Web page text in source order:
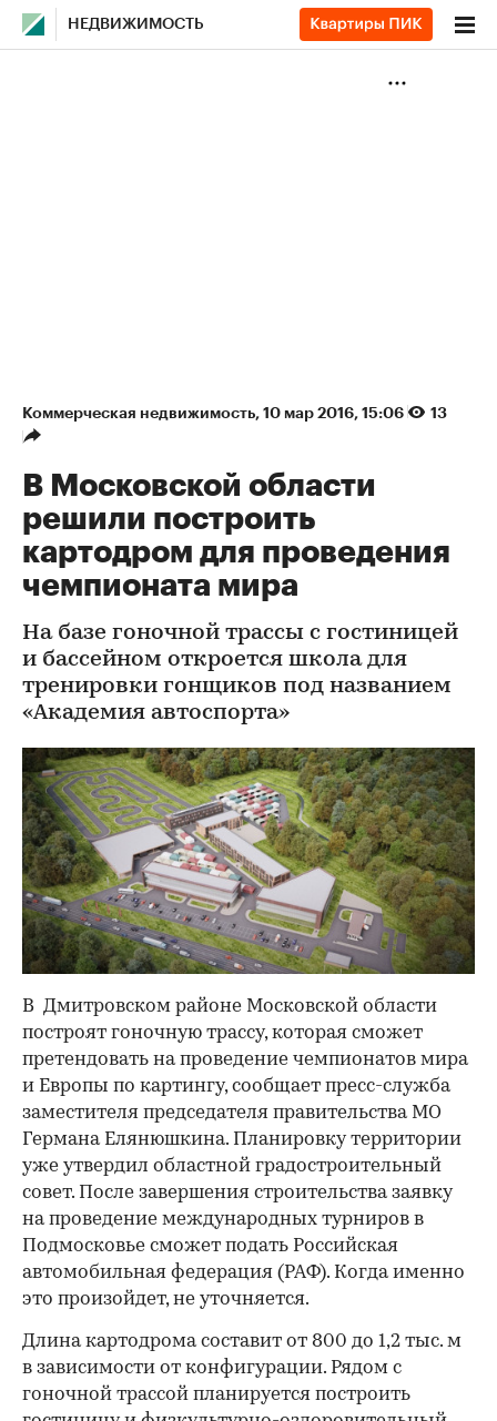
НЕДВИЖИМОСТЬ
Коммерческая недвижимость⁠, 10 мар 2016, 15:06 13
В Московской области
решили построить
картодром для проведения
чемпионата мира
На базе гоночной трассы с гостиницей
и бассейном откроется школа для
тренировки гонщиков под названием
«Академия автоспорта»
В Дмитровском районе Московской области
построят гоночную трассу, которая сможет
претендовать на проведение чемпионатов мира
и Европы по картингу, сообщает пресс-служба
заместителя председателя правительства МО
Германа Елянюшкина. Планировку территории
уже утвердил областной градостроительный
совет. После завершения строительства заявку
на проведение международных турниров в
Подмосковье сможет подать Российская
автомобильная федерация (РАФ). Когда именно
это произойдет, не уточняется.
Длина картодрома составит от 800 до 1,2 тыс. м
в зависимости от конфигурации. Рядом с
гоночной трассой планируется построить